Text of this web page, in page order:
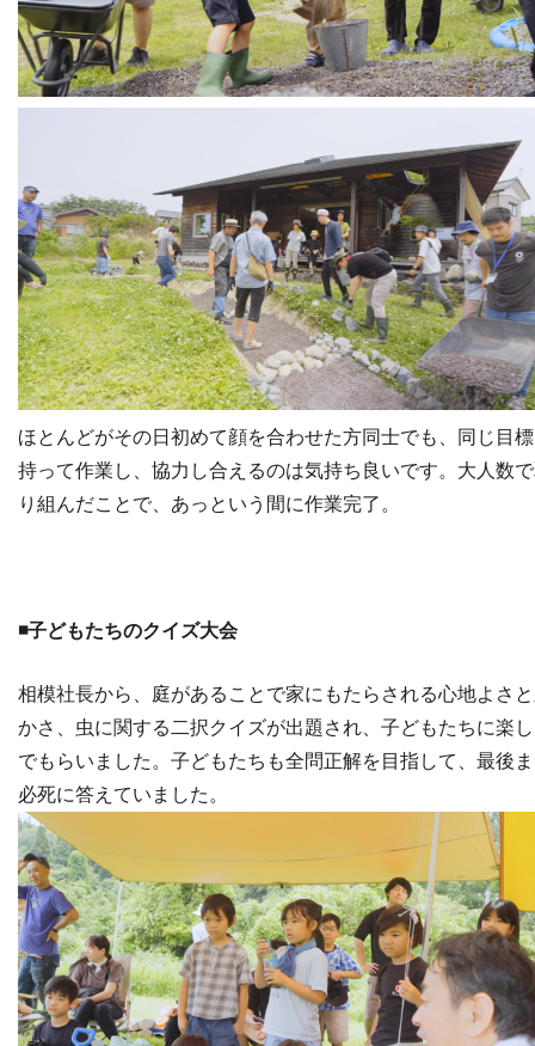
ほとんどがその日初めて顔を合わせた方同士でも、同じ目
持って作業し、協力し合えるのは気持ち良いです。大人数
り組んだことで、あっという間に作業完了。
◾️子どもたちのクイズ大会
相模社長から、庭があることで家にもたらされる心地よさ
かさ、虫に関する二択クイズが出題され、子どもたちに楽
でもらいました。子どもたちも全問正解を目指して、最後
必死に答えていました。